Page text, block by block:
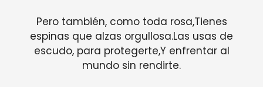
Pero también, como toda rosa,Tienes
espinas que alzas orgullosa.Las usas de
escudo, para protegerte,Y enfrentar al
mundo sin rendirte.